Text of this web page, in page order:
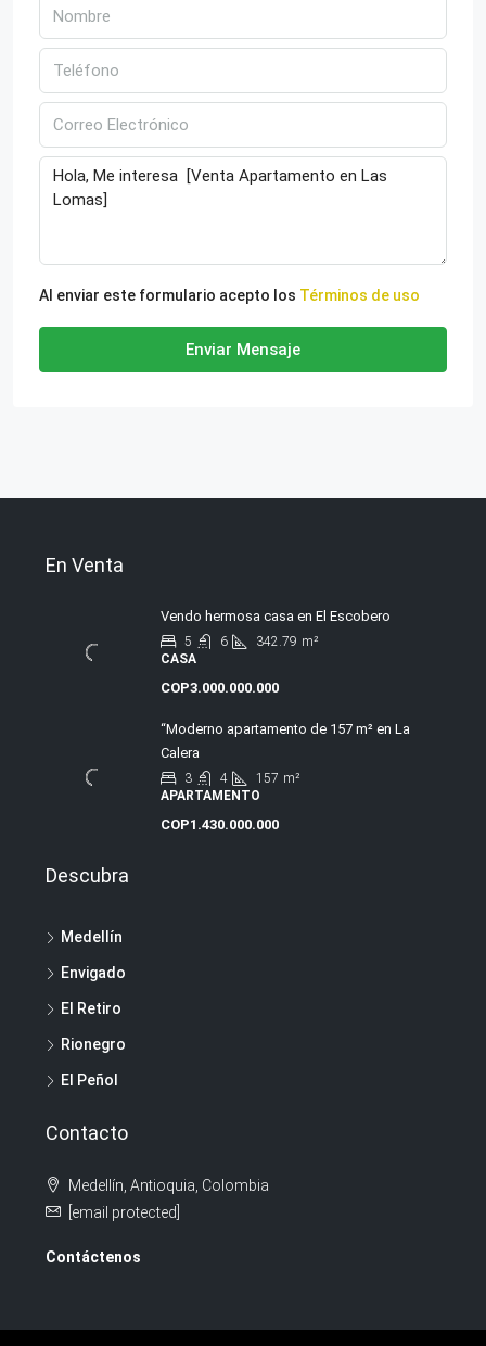
Al enviar este formulario acepto los Términos de uso
Enviar Mensaje
En Venta
Vendo hermosa casa en El Escobero
5 6 342.79 m²
CASA
COP3.000.000.000
“Moderno apartamento de 157 m² en La
Calera
3 4 157 m²
APARTAMENTO
COP1.430.000.000
Descubra
Medellín
Envigado
El Retiro
Rionegro
El Peñol
Contacto
Medellín, Antioquia, Colombia
[email protected]
Contáctenos